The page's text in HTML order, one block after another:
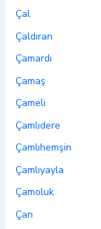
Çal
Çaldıran
Çamardı
Çamaş
Çameli
Çamlıdere
Çamlıhemşin
Çamlıyayla
Çamoluk
Çan